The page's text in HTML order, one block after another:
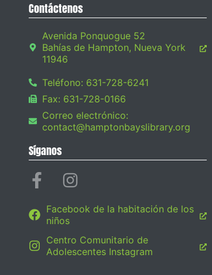
Contáctenos
Avenida Ponquogue 52
Bahías de Hampton, Nueva York
11946
Teléfono: 631-728-6241
Fax: 631-728-0166
Correo electrónico:
contact@hamptonbayslibrary.org
Síganos
Facebook de la habitación de los
niños
Centro Comunitario de
Adolescentes Instagram